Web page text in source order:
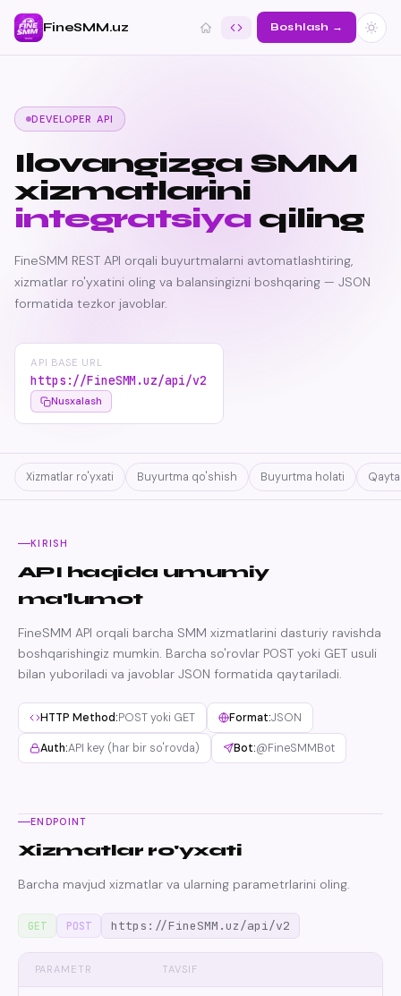
FineSMM.uz Boshlash →
DEVELOPER API
Ilovangizga SMM
xizmatlarini
integratsiya qiling
FineSMM REST API orqali buyurtmalarni avtomatlashtiring,
xizmatlar ro'yxatini oling va balansingizni boshqaring — JSON
formatida tezkor javoblar.
API BASE URL
https://FineSMM.uz/api/v2
Nusxalash
Xizmatlar ro'yxati Buyurtma qo'shish Buyurtma holati
KIRISH
API haqida umumiy
ma'lumot
FineSMM API orqali barcha SMM xizmatlarini dasturiy ravishda
boshqarishingiz mumkin. Barcha so'rovlar POST yoki GET usuli
bilan yuboriladi va javoblar JSON formatida qaytariladi.
HTTP Method:POST yoki GET Format:JSON
Auth:API key (har bir so'rovda) Bot:@FineSMMBot
ENDPOINT
Xizmatlar ro'yxati
Barcha mavjud xizmatlar va ularning parametrlarini oling.
GET POST https://FineSMM.uz/api/v2
PARAMETR TAVSIF